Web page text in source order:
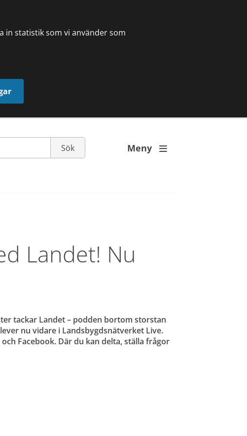
in statistik som vi använder som
Meny 
Landet! Nu
tackar Landet – podden bortom storstan
nu vidare i Landsbygdsnätverket Live.
Facebook. Där du kan delta, ställa frågor